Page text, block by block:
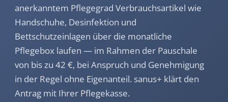
anerkanntem Pflegegrad Verbrauchsartikel wie
Handschuhe, Desinfektion und
Bettschutzeinlagen über die monatliche
Pflegebox laufen — im Rahmen der Pauschale
von bis zu 42 €, bei Anspruch und Genehmigung
in der Regel ohne Eigenanteil. sanus+ klärt den
Antrag mit Ihrer Pflegekasse.